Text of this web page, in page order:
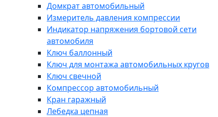
Домкрат автомобильный
Измеритель давления компрессии
Индикатор напряжения бортовой сети
автомобиля
Ключ баллонный
Ключ для монтажа автомобильных кругов
Ключ свечной
Компрессор автомобильный
Кран гаражный
Лебедка цепная